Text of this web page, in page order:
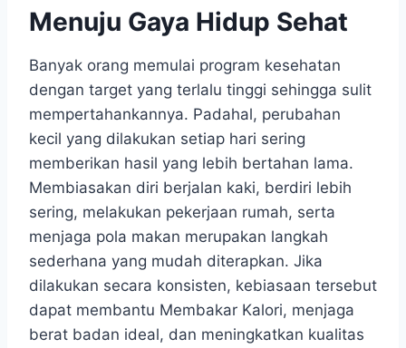
Menuju Gaya Hidup Sehat
Banyak orang memulai program kesehatan
dengan target yang terlalu tinggi sehingga sulit
mempertahankannya. Padahal, perubahan
kecil yang dilakukan setiap hari sering
memberikan hasil yang lebih bertahan lama.
Membiasakan diri berjalan kaki, berdiri lebih
sering, melakukan pekerjaan rumah, serta
menjaga pola makan merupakan langkah
sederhana yang mudah diterapkan. Jika
dilakukan secara konsisten, kebiasaan tersebut
dapat membantu Membakar Kalori, menjaga
berat badan ideal, dan meningkatkan kualitas